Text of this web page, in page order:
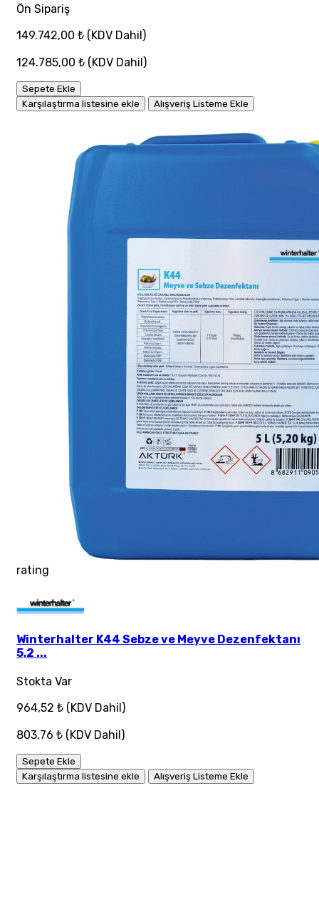
Ön Sipariş
149.742,00 ₺ (KDV Dahil)
124.785,00 ₺ (KDV Dahil)
Sepete Ekle
Karşılaştırma listesine ekle
Alışveriş Listeme Ekle
rating
Winterhalter K44 Sebze ve Meyve Dezenfektanı
5,2 ...
Stokta Var
964,52 ₺ (KDV Dahil)
803,76 ₺ (KDV Dahil)
Sepete Ekle
Karşılaştırma listesine ekle
Alışveriş Listeme Ekle